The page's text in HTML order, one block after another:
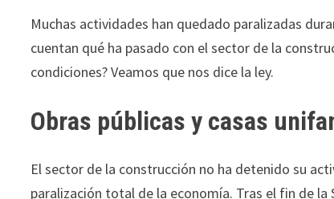
Muchas actividades han quedado paralizadas
cuentan qué ha pasado con el sector de la
condiciones? Veamos que nos dice la ley.
Obras públicas y casas
El sector de la construcción no ha detenido su
paralización total de la economía. Tras el fin de